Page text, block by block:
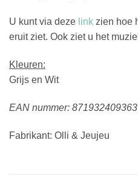
U kunt via deze link zien hoe
eruit ziet. Ook ziet u het
Kleuren:
Grijs en Wit
EAN nummer:
Fabrikant: Olli & Jeujeu